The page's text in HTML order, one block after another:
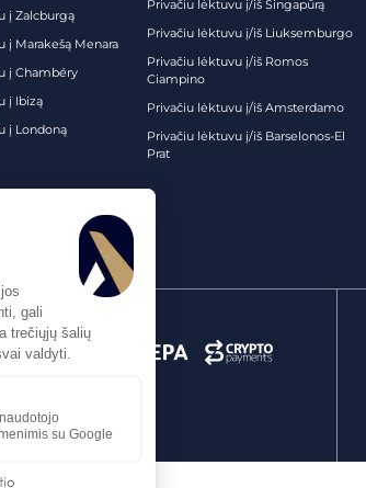
į Zalcburgą
į Marakešą Menara
į Chambéry
į Ibizą
į Londoną
Privačiu lėktuvu į/iš Singapūrą
Privačiu lėktuvu į/iš Liuksemburgo
Privačiu lėktuvu į/iš Romos
Ciampino
Privačiu lėktuvu į/iš Amsterdamo
Privačiu lėktuvu į/iš Barselonos-El
Prat
PER